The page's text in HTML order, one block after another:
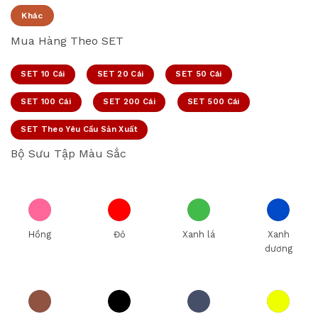
Khác
Mua Hàng Theo SET
SET 10 Cái SET 20 Cái SET 50 Cái
SET 100 Cái SET 200 Cái SET 500 Cái
SET Theo Yêu Cầu Sản Xuất
Bộ Sưu Tập Màu Sắc
Hồng Đỏ Xanh lá
Xanh
dương